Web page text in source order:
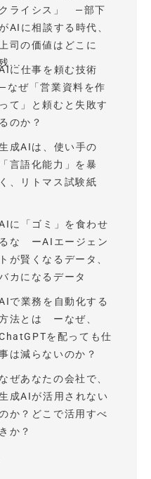
クライシス」 —部下
AIに相談する時代、
司の価値はどこに
...
に仕事を頼む技術
—なぜ「営業資料を作
って」と頼むと失敗す
るのか？
成AIは、使い手の
「言語化能力」を暴
く、リトマス試験紙
に「ゴミ」を食わせ
るな ーAIエージェン
トが賢くなるデータ、
カになるデータ
で業務を自動化する
法とは ーなぜ、
を配っても仕
は減らないのか？
なぜあなたの会社で、
成AIが活用されない
か？どこで活用すべ
きか？